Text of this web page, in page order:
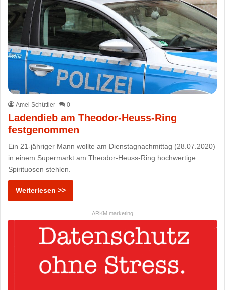
Amei Schüttler 0
Ladendieb am Theodor-Heuss-Ring
festgenommen
Ein 21-jähriger Mann wollte am Dienstagnachmittag (28.07.2020)
in einem Supermarkt am Theodor-Heuss-Ring hochwertige
Spirituosen stehlen.
Weiterlesen >>
ARKM.marketing